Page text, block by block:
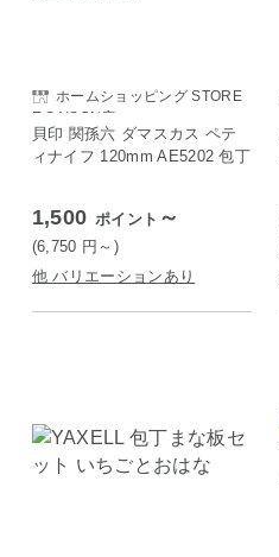
ホームショッピング STORE
E SAISON店
貝印 関孫六 ダマスカス ペテ
ィナイフ 120mm AE5202 包丁
1,500 ポイント ～
(6,750 円 ～)
他 バリエーションあり